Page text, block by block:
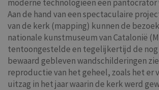
moderne technologieën een
Aan de hand van een spectaculaire
van de kerk (mapping) kunnen de
nationale kunstmuseum van Catalonië
tentoongestelde en tegelijkertijd de
bewaard gebleven wandschilderingen
reproductie van het geheel, zoals het er
uitzag in het jaar waarin de kerk werd